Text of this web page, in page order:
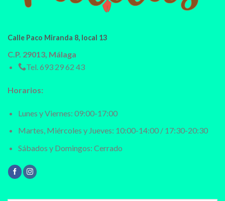
Calle Paco Miranda 8, local 13
C.P. 29013, Málaga
Tel.693 29 62 43
Horarios:
Lunes y Viernes: 09:00-17:00
Martes, Miércoles y Jueves: 10:00-14:00 / 17:30-20:30
Sábados y Domingos: Cerrado